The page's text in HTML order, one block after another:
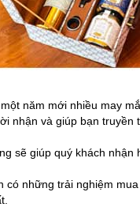
năm mới nhiều may
nhận và giúp bạn
sẽ giúp quý khách
những trải nghiệm